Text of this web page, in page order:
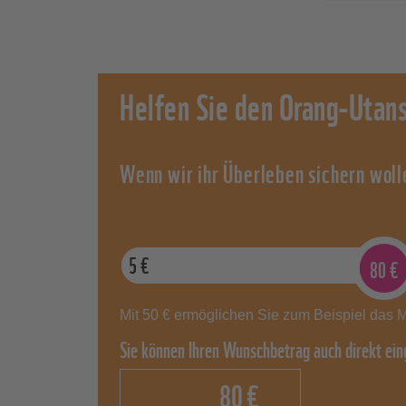
liegen
Helfen Sie den Orang-
Wenn wir ihr Überleben sichern
80€
5€
Mit 50 € ermöglichen Sie zum Beispiel das
Sie können Ihren Wunschbetrag auch direkt
€